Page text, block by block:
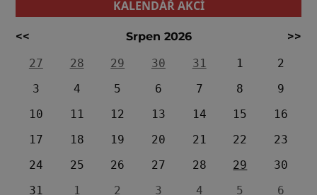
KALENDÁŘ AKCÍ
<< Srpen 2026
>>
27
28 29 30 31 1
2
3
4 5 6 7 8
9
10
11 12 13 14 15
16
17
18 19 20 21 22
23
24
25 26 27 28 29
30
31
1 2 3 4 5 6